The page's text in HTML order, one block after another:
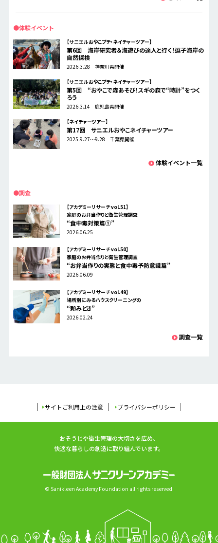
●体験イベント
【サニエルおやこプチ・ネイチャーツアー】
第6回 海岸研究者＆海遊びの達人と行く！逗子海岸の
自然探検
2026.3.28 神奈川県開催
【サニエルおやこプチ・ネイチャーツアー】
第5回 “おやこで森あそび！スギの森で“時計”をつく
ろう
2026.3.14 鹿児島県開催
【ネイチャーツアー】
第17回 サニエルおやこネイチャーツアー​​
2025.9.27〜9.28 千葉県開催
体験イベント一覧
●調査
【アカデミーリサーチ vol.51】
家庭のお弁当作りと衛生管理調査
“食中毒対策篇①”
2026.06.25
【アカデミーリサーチ vol.50】
家庭のお弁当作りと衛生管理調査
“お弁当作りの実態と食中毒予防意識篇”
2026.06.09
【アカデミーリサーチ vol.49】
場所別にみるハウスクリーニングの
“頼みどき”
2026.02.24
調査一覧
サイトご利用上の注意 プライバシーポリシー
おそうじや衛生管理の大切さを広め、
快適な暮らしの創造に取り組んでいます。
© Sanikleen Academy Foundation all rights reserved.